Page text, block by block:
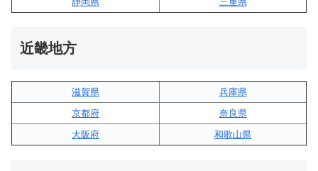
近畿地方
滋賀県
兵庫県
京都府
奈良県
大阪府
和歌山県